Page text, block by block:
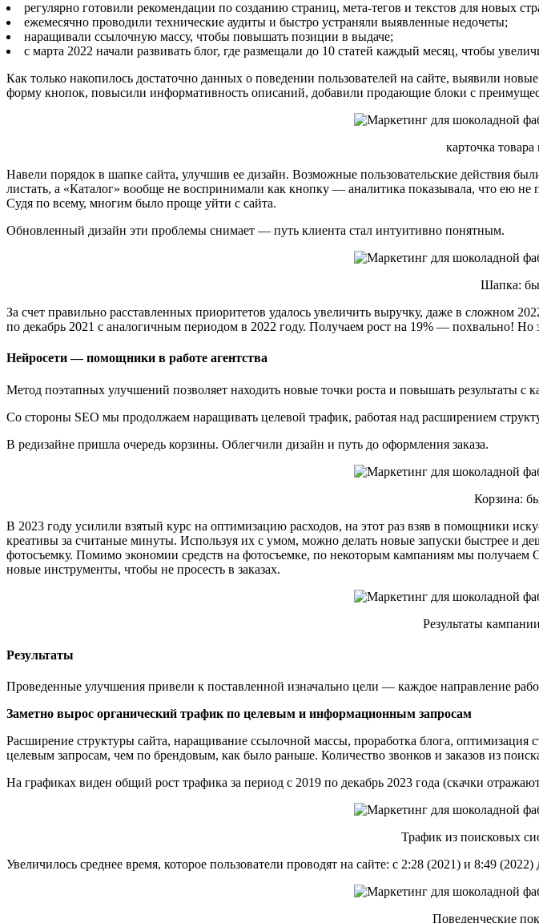
регулярно готовили рекомендации по созданию страниц, мета-тегов и текстов для новых
ежемесячно проводили технические аудиты и быстро устраняли выявленные недочеты;
наращивали ссылочную массу, чтобы повышать позиции в выдаче;
с марта 2022 начали развивать блог, где размещали до 10 статей каждый месяц, чтобы
Как только накопилось достаточно данных о поведении пользователей на сайте, выявили
форму кнопок, повысили информативность описаний, добавили продающие блоки с
карточка
Навели порядок в шапке сайта, улучшив ее дизайн. Возможные пользовательские действия
листать, а «Каталог» вообще не воспринимали как кнопку — аналитика показывала, что ею
Судя по всему, многим было проще уйти с сайта.
Обновленный дизайн эти проблемы снимает — путь клиента стал интуитивно понятным.
Шапка:
За счет правильно расставленных приоритетов удалось увеличить выручку, даже в сложном
по декабрь 2021 с аналогичным периодом в 2022 году. Получаем рост на 19% — похвально! Но
Нейросети — помощники в работе агентства
Метод поэтапных улучшений позволяет находить новые точки роста и повышать результаты
Со стороны SEO мы продолжаем наращивать целевой трафик, работая над расширением
В редизайне пришла очередь корзины. Облегчили дизайн и путь до оформления заказа.
Корзина:
В 2023 году усилили взятый курс на оптимизацию расходов, на этот раз взяв в помощники
креативы за считаные минуты. Используя их с умом, можно делать новые запуски быстрее и
фотосъемку. Помимо экономии средств на фотосъемке, по некоторым кампаниям мы получаем
новые инструменты, чтобы не просесть в заказах.
Результаты
Результаты
Проведенные улучшения привели к поставленной изначально цели — каждое направление
Заметно вырос органический трафик по целевым и информационным запросам
Расширение структуры сайта, наращивание ссылочной массы, проработка блога,
целевым запросам, чем по брендовым, как было раньше. Количество звонков и заказов из
На графиках виден общий рост трафика за период с 2019 по декабрь 2023 года (скачки
Трафик из поисковых
Увеличилось среднее время, которое пользователи проводят на сайте: с 2:28 (2021) и 8:49 (2022)
Поведенческие